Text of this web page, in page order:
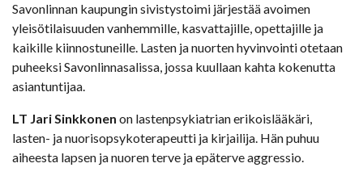
Savonlinnan kaupungin sivistystoimi järjestää avoimen
yleisötilaisuuden vanhemmille, kasvattajille, opettajille ja
kaikille kiinnostuneille. Lasten ja nuorten hyvinvointi otetaan
puheeksi Savonlinnasalissa, jossa kuullaan kahta kokenutta
asiantuntijaa.
LT Jari Sinkkonen on lastenpsykiatrian erikoislääkäri,
lasten- ja nuorisopsykoterapeutti ja kirjailija. Hän puhuu
aiheesta lapsen ja nuoren terve ja epäterve aggressio.